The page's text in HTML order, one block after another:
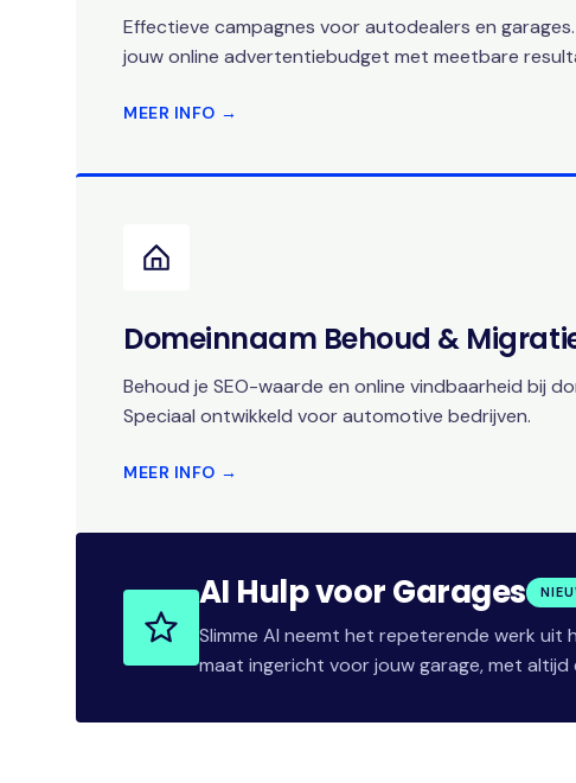
Effectieve campagnes voor autodealers en garages.
jouw online advertentiebudget met meetbare
MEER INFO →
Domeinnaam Behoud &
Behoud je SEO-waarde en online vindbaarheid bij
Speciaal ontwikkeld voor automotive bedrijven.
MEER INFO →
AI Hulp voor Garages
Slimme AI neemt het repeterende werk
maat ingericht voor jouw garage, met altijd